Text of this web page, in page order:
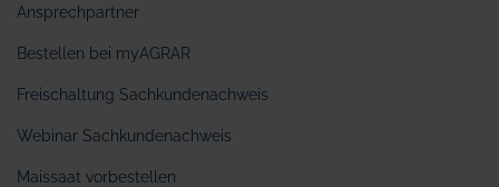
Ansprechpartner
Bestellen bei myAGRAR
Freischaltung Sachkundenachweis
Webinar Sachkundenachweis
Maissaat vorbestellen